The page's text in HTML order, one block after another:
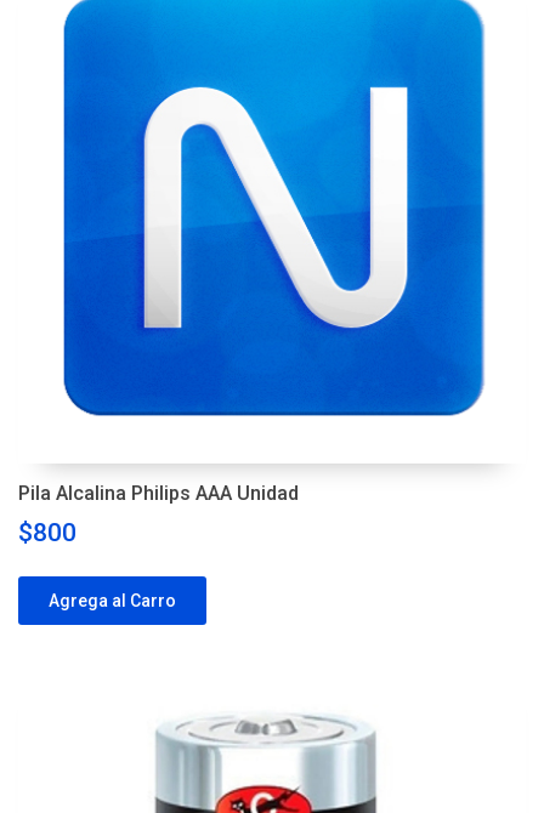
Pila Alcalina Philips AAA Unidad
$800
Agrega al Carro